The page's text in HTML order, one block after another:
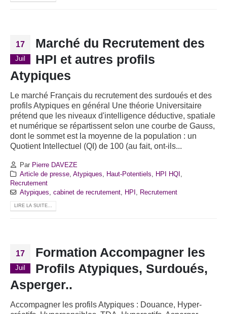
17
Juil
Marché du Recrutement des
HPI et autres profils
Atypiques
Le marché Français du recrutement des surdoués et des
profils Atypiques en général Une théorie Universitaire
prétend que les niveaux d'intelligence déductive, spatiale
et numérique se répartissent selon une courbe de Gauss,
dont le sommet est la moyenne de la population : un
Quotient Intellectuel (QI) de 100 (au fait, ont-ils...
Par Pierre DAVEZE
Article de presse, Atypiques Haut-Potentiels HPI HQI
Recrutement
Atypiques
cabinet de recrutement, HPI Recrutement
LIRE LA SUITE...
17
Juil
Formation Accompagner les
Profils Atypiques, Surdoués,
Asperger..
Accompagner les profils Atypiques : Douance, Hyper-